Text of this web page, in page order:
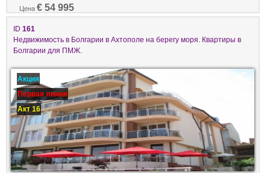
Цена € 54 995
ID 161
Недвижимость в Болгарии в Ахтополе на берегу моря. Квартиры в
Болгарии для ПМЖ.
Акция
Первая линия
Акт 16